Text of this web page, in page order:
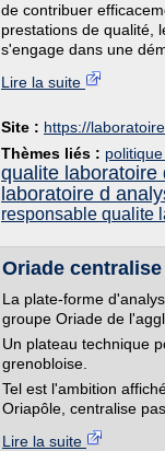
de contribuer
prestations de qualité,
s'engage dans une
Lire la suite
Site : https://
Thèmes liés :
qualite laboratoire
laboratoire d
responsable qualite
Oriade
La plate-forme
groupe Oriade de
Un plateau technique
grenobloise.
Tel est l'ambition
Oriapôle, centralise
Lire la suite